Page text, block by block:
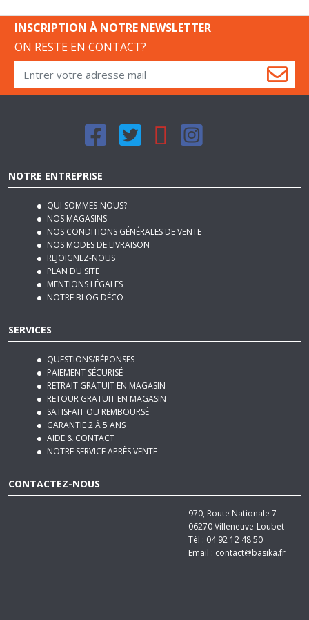
INSCRIPTION À NOTRE NEWSLETTER
ON RESTE EN CONTACT?
NOTRE ENTREPRISE
QUI SOMMES-NOUS?
NOS MAGASINS
NOS CONDITIONS GÉNÉRALES DE VENTE
NOS MODES DE LIVRAISON
REJOIGNEZ-NOUS
PLAN DU SITE
MENTIONS LÉGALES
NOTRE BLOG DÉCO
SERVICES
QUESTIONS/RÉPONSES
PAIEMENT SÉCURISÉ
RETRAIT GRATUIT EN MAGASIN
RETOUR GRATUIT EN MAGASIN
SATISFAIT OU REMBOURSÉ
GARANTIE 2 À 5 ANS
AIDE & CONTACT
NOTRE SERVICE APRÈS VENTE
CONTACTEZ-NOUS
970, Route Nationale 7
06270Villeneuve-Loubet
Tél : 04 92 12 48 50
Email : contact@basika.fr